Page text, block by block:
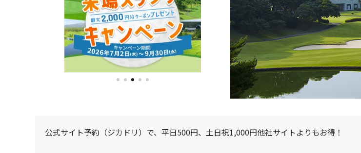
公式サイト予約（ジカドリ）で、平日500円、土日祝1,000円他社サイトよりもお得！